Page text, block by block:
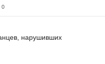
0
нарушивших